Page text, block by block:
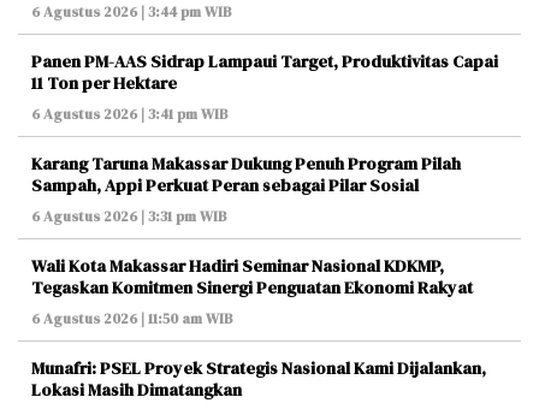
6 Agustus 2026 | 3:44 pm WIB
Panen PM-AAS Sidrap Lampaui Target, Produktivitas Capai
11 Ton per Hektare
6 Agustus 2026 | 3:41 pm WIB
Karang Taruna Makassar Dukung Penuh Program Pilah
Sampah, Appi Perkuat Peran sebagai Pilar Sosial
6 Agustus 2026 | 3:31 pm WIB
Wali Kota Makassar Hadiri Seminar Nasional KDKMP,
Tegaskan Komitmen Sinergi Penguatan Ekonomi Rakyat
6 Agustus 2026 | 11:50 am WIB
Munafri: PSEL Proyek Strategis Nasional Kami Dijalankan,
Lokasi Masih Dimatangkan